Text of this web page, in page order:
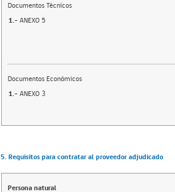
Documentos Técnicos
1.- ANEXO 5
Documentos Económicos
1.- ANEXO 3
5. Requisitos para contratar al proveedor adjudicado
Persona natural